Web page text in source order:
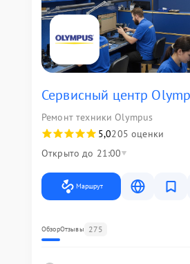
Сервисный центр
Ремонт техники Olympus
5,0205 оценки
Открыто до 21:00
Маршрут
ОбзорОтзывы 275